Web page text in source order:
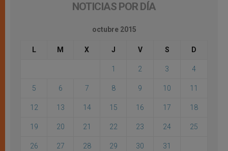
NOTICIAS POR DÍA
octubre 2015
L M X J V S D
1 2 3 4
5 6 7 8 9 10 11
12 13 14 15 16 17 18
19 20 21 22 23 24 25
26 27 28 29 30 31